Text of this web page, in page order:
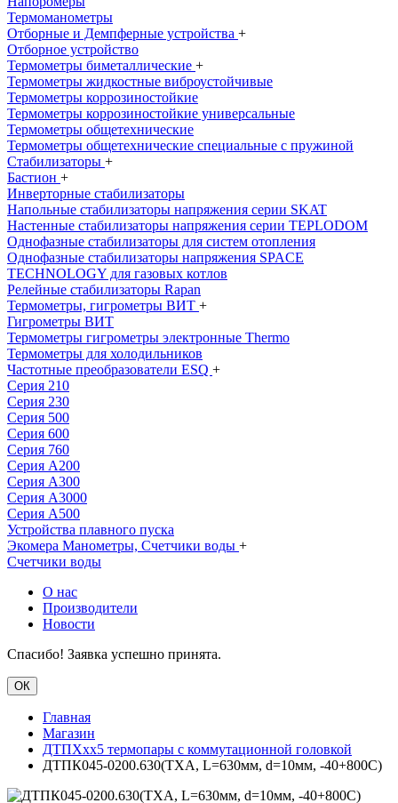
Термоманометры
Отборные и Демпферные устройства +
Отборное устройство
Термометры биметаллические +
Термометры жидкостные виброустойчивые
Термометры коррозиностойкие
Термометры коррозиностойкие универсальные
Термометры общетехнические
Термометры общетехнические специальные с пружиной
Стабилизаторы +
Бастион +
Инверторные стабилизаторы
Напольные стабилизаторы напряжения серии SKAT
Настенные стабилизаторы напряжения серии TEPLODOM
Однофазные стабилизаторы для систем отопления
Однофазные стабилизаторы напряжения SPACE
TECHNOLOGY для газовых котлов
Релейные стабилизаторы Rapan
Термометры, гигрометры ВИТ +
Гигрометры ВИТ
Термометры гигрометры электронные Thermo
Термометры для холодильников
Частотные преобразователи ESQ +
Серия 210
Серия 230
Серия 500
Серия 600
Серия 760
Серия А200
Серия А300
Серия А3000
Серия А500
Устройства плавного пуска
Экомера Манометры, Счетчики воды +
Счетчики воды
О нас
Производители
Новости
Спасибо! Заявка успешно принята.
ОК
Главная
Магазин
ДТПХхх5 термопары с коммутационной головкой
ДТПК045-0200.630(ТХА, L=630мм, d=10мм, -40+800С)